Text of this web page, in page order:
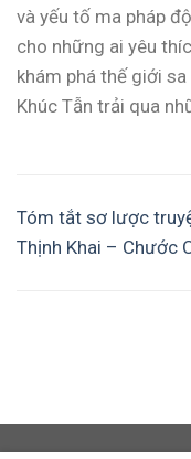
và yếu tố ma pháp
cho những ai yêu
khám phá thế giới
Khúc Tẫn trải qua
Tóm tắt sơ lược
Thịnh Khai – Chước